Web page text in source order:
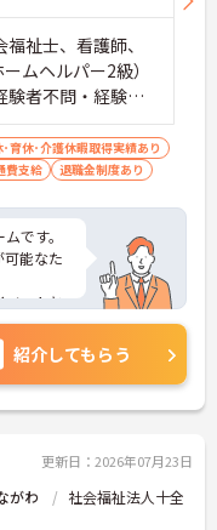
祉士、看護師、
ムヘルパー2級）
者不問・経験者
･育休･介護休暇取得実績あり
費支給 退職金制度あり
です。
能なた
ベートと
シュ休
けま
接のポイ
紹介してもらう
更新日：2026年07月23日
がわ
社会福祉法人十全